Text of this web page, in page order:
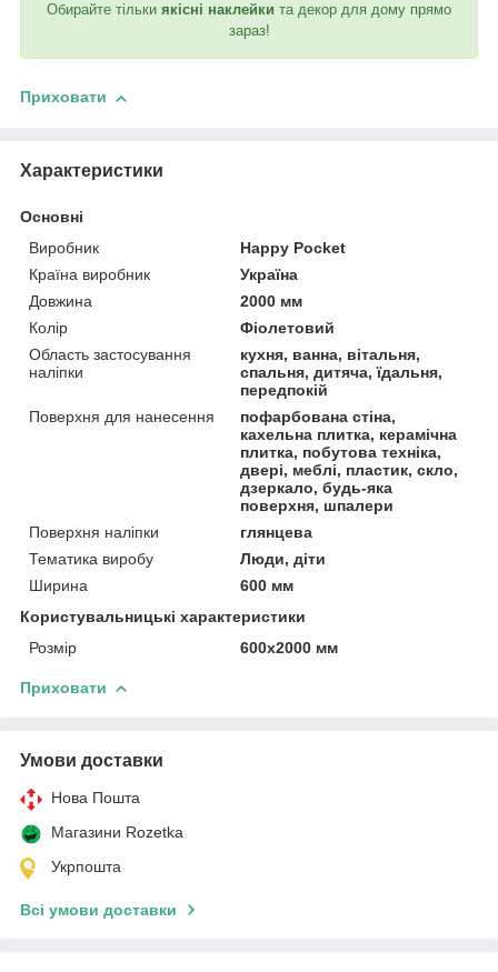
Обирайте тільки якісні наклейки та декор для дому прямо
зараз!
Приховати
Характеристики
Основні
Виробник
Happy Pocket
Країна виробник
Україна
Довжина
2000 мм
Колір
Фіолетовий
Область застосування
наліпки
кухня, ванна, вітальня,
спальня, дитяча, їдальня,
передпокій
Поверхня для нанесення
пофарбована стіна,
кахельна плитка, керамічна
плитка, побутова техніка,
двері, меблі, пластик, скло,
дзеркало, будь-яка
поверхня, шпалери
Поверхня наліпки
глянцева
Тематика виробу
Люди, діти
Ширина
600 мм
Користувальницькі характеристики
Розмір
600х2000 мм
Приховати
Умови доставки
Нова Пошта
Магазини Rozetka
Укрпошта
Всі умови доставки